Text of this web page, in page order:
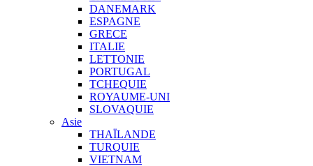
DANEMARK
ESPAGNE
GRECE
ITALIE
LETTONIE
PORTUGAL
TCHEQUIE
ROYAUME-UNI
SLOVAQUIE
Asie
THAÏLANDE
TURQUIE
VIETNAM